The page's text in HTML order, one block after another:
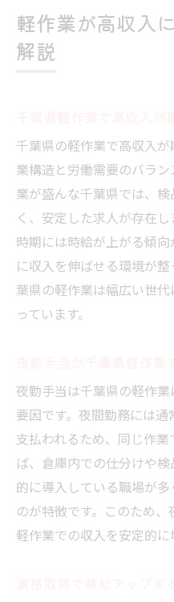
軽作業が高収入
解説
千葉県の軽作業で高収入
業構造と労働需要のバラ
業が盛んな千葉県では、
く、安定した求人が存在
時期には時給が上がる傾
に収入を伸ばせる環境が
葉県の軽作業は幅広い世
っています。
夜勤手当は千葉県の軽作
要因です。夜間勤務には
支払われるため、同じ作
ば、倉庫内での仕分けや
的に導入している職場が
のが特徴です。このため、
軽作業での収入を安定的に